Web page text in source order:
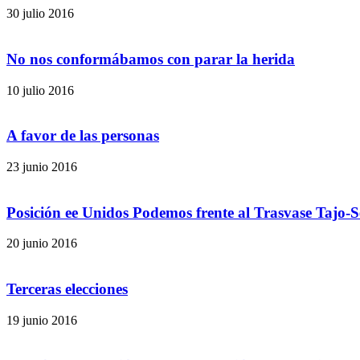
30 julio 2016
No nos conformábamos con parar la herida
10 julio 2016
A favor de las personas
23 junio 2016
Posición ee Unidos Podemos frente al Trasvase Tajo-
20 junio 2016
Terceras elecciones
19 junio 2016